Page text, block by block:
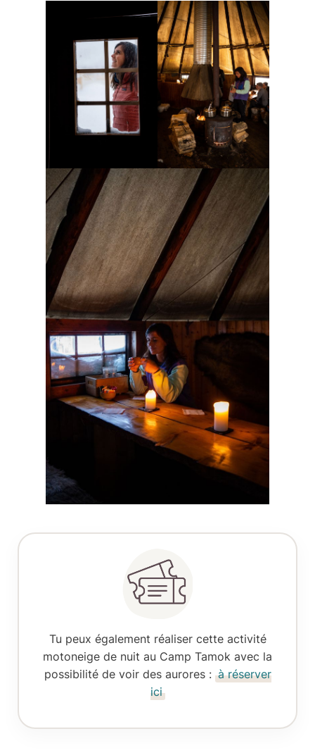
Tu peux également réaliser cette activité
motoneige de nuit au Camp Tamok avec la
possibilité de voir des aurores : à réserver
ici